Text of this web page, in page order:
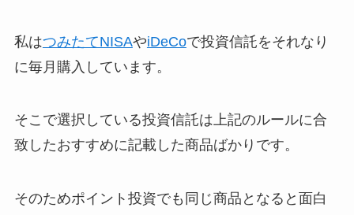
私はつみたてNISAやiDeCoで投資信託をそれなり
に毎月購入しています。
そこで選択している投資信託は上記のルールに合
致したおすすめに記載した商品ばかりです。
そのためポイント投資でも同じ商品となると面白